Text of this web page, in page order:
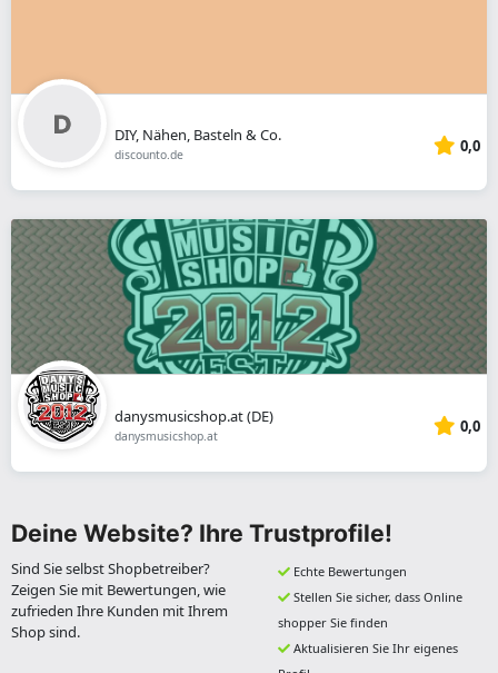
DIY, Nähen, Basteln & Co.
discounto.de 0,0
danysmusicshop.at (DE)
danysmusicshop.at 0,0
Deine Website? Ihre Trustprofile!
Sind Sie selbst Shopbetreiber?
Zeigen Sie mit Bewertungen, wie
zufrieden Ihre Kunden mit Ihrem
Shop sind.
Echte Bewertungen
Stellen Sie sicher, dass Online
shopper Sie finden
Aktualisieren Sie Ihr eigenes